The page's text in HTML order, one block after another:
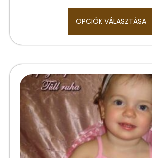
OPCIÓK VÁLASZTÁSA